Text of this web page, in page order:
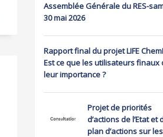
Assemblée Générale du RES-
30 mai 2026
Rapport final du projet LIFE
Est ce que les utilisateurs finaux
leur importance ?
Projet de priorités
d’actions de l’Etat et
plan d’actions sur les